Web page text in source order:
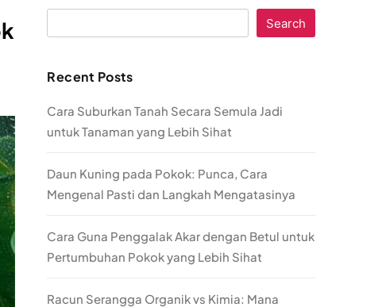
Search
Recent Posts
Cara Suburkan Tanah Secara Semula Jadi
untuk Tanaman yang Lebih Sihat
Daun Kuning pada Pokok: Punca, Cara
Mengenal Pasti dan Langkah Mengatasinya
Cara Guna Penggalak Akar dengan Betul untuk
Pertumbuhan Pokok yang Lebih Sihat
Racun Serangga Organik vs Kimia: Mana